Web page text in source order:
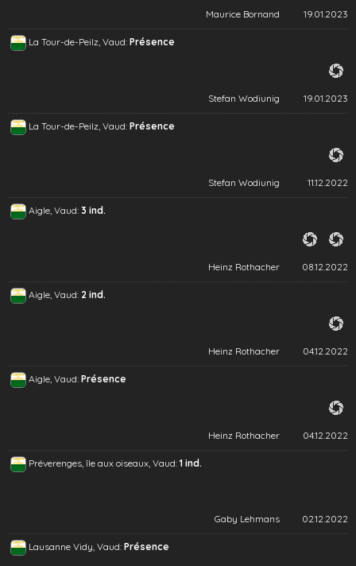
Maurice Bornand 19.01.2023
La Tour-de-Peilz, Vaud: Présence
Stefan Wodiunig 19.01.2023
La Tour-de-Peilz, Vaud: Présence
Stefan Wodiunig 11.12.2022
Aigle, Vaud: 3 ind.
Heinz Rothacher 08.12.2022
Aigle, Vaud: 2 ind.
Heinz Rothacher 04.12.2022
Aigle, Vaud: Présence
Heinz Rothacher 04.12.2022
Préverenges, île aux oiseaux, Vaud: 1 ind.
Gaby Lehmans 02.12.2022
Lausanne Vidy, Vaud: Présence